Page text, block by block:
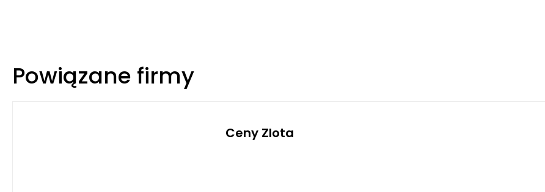
Powiązane firmy
Ceny Zlota